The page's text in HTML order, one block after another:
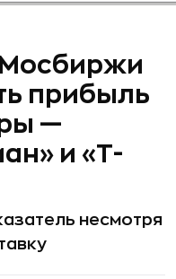
Мосбиржи
прибыль
—
и «Т-
несмотря